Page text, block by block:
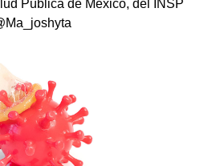
Pública de México, del INSP